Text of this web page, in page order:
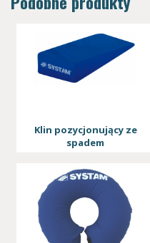
Klin pozycjonujący ze
spadem